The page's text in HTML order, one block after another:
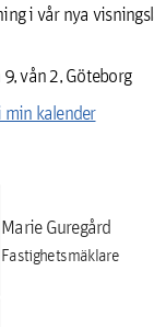
i vår nya
vån 2, Göteborg
kalender
Marie Guregård
Fastighetsmäklare